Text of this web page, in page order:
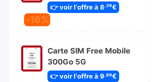
👉 voir l'offre à 8,39€
-16%
Carte SIM Free Mobile
300Go 5G
👉 voir l'offre à 9 ,99€